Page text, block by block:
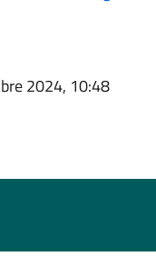
2024, 10:48